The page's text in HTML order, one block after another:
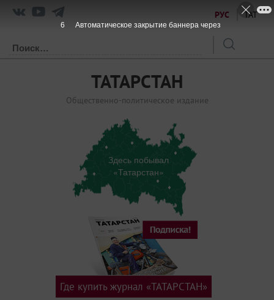
РУС ТАТ
ТАТАРСТАН
Общественно-политическое издание
Здесь побывал
«Татарстан»
Где купить журнал «ТАТАРСТАН»
5 Автоматическое закрытие баннера через